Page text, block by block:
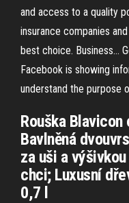
and access to a quality
insurance companies
best choice. Business…
Facebook is showing
understand the purpose
Rouška Blavicon
Bavlněná
za uši a
chci; Luxusní
0,7 l